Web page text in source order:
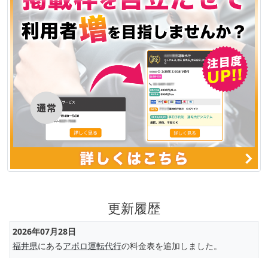
更新履歴
2026年07月28日
福井県にあるアポロ運転代行の料金表を追加しました。